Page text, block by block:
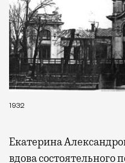
1932
Екатерина
вдова состоятельного